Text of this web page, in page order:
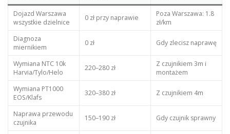
Dojazd Warszawa
wszystkie dzielnice
0 zł przy naprawie
Poza Warszawa: 1.8
zł/km
Diagnoza
miernikiem
0 zł Gdy zlecisz naprawę
Wymiana NTC 10k
Harvia/Tylo/Helo
220–280 zł
Z czujnikiem 3m i
montażem
Wymiana PT1000
EOS/Klafs
320–380 zł Z czujnikiem 4m
Naprawa przewodu
czujnika
150–190 zł Gdy czujnik sprawny